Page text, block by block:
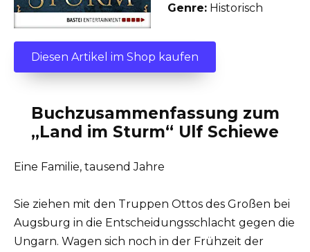
Genre: Historisch
Diesen Artikel im Shop kaufen
Buchzusammenfassung zum
„Land im Sturm“ Ulf Schiewe
Eine Familie, tausend Jahre
Sie ziehen mit den Truppen Ottos des Großen bei
Augsburg in die Entscheidungsschlacht gegen die
Ungarn. Wagen sich noch in der Frühzeit der